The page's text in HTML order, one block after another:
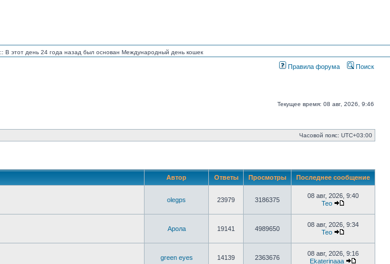
:: В этот день 24 года назад был основан Международный день кошек
Правила форума Поиск
Текущее время: 08 авг, 2026, 9:46
Часовой пояс: UTC+03:00
Автор Ответы Просмотры Последнее сообщение
olegps 23979 3186375
08 авг, 2026, 9:40
Тео
к
последнему
Арола 19141 4989650
08 авг, 2026, 9:34
Тео
к
последнему
сообщению
green eyes 14139 2363676
08 авг, 2026, 9:16
Ekaterinaaa